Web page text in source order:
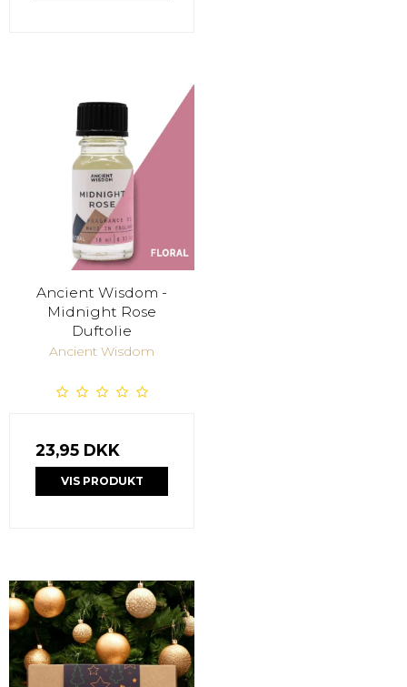
Ancient Wisdom -
Midnight Rose
Duftolie
Ancient Wisdom
23,95 DKK
VIS PRODUKT